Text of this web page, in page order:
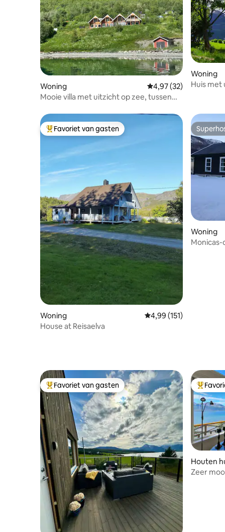
Woning Gemiddelde
4,97 (32)
Mooie villa met uitzicht op zee, tussen
Woning
Huis met
Topfavoriet van gasten
Favoriet van gasten
Woning Gemiddelde
4,99 (151)
House at Reisaelva
Woning
Monicas-
Topfavoriet van gasten
Favoriet van gasten
Houten
Zeer